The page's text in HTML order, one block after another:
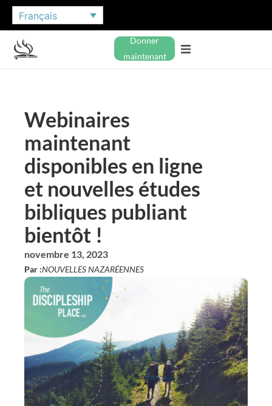
Français
Donner
maintenant
Webinaires
maintenant
disponibles en ligne
et nouvelles études
bibliques publiant
bientôt !
novembre 13, 2023
Par :NOUVELLES NAZARÉENNES